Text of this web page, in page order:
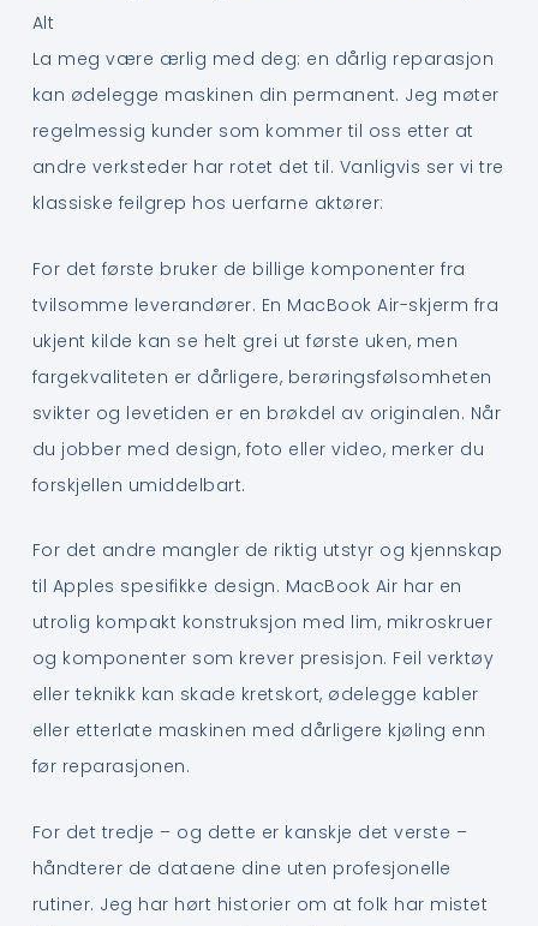
Alt
La meg være ærlig med deg: en dårlig reparasjon
kan ødelegge maskinen din permanent. Jeg møter
regelmessig kunder som kommer til oss etter at
andre verksteder har rotet det til. Vanligvis ser vi tre
klassiske feilgrep hos uerfarne aktører:
For det første bruker de billige komponenter fra
tvilsomme leverandører. En MacBook Air-skjerm fra
ukjent kilde kan se helt grei ut første uken, men
fargekvaliteten er dårligere, berøringsfølsomheten
svikter og levetiden er en brøkdel av originalen. Når
du jobber med design, foto eller video, merker du
forskjellen umiddelbart.
For det andre mangler de riktig utstyr og kjennskap
til Apples spesifikke design. MacBook Air har en
utrolig kompakt konstruksjon med lim, mikroskruer
og komponenter som krever presisjon. Feil verktøy
eller teknikk kan skade kretskort, ødelegge kabler
eller etterlate maskinen med dårligere kjøling enn
før reparasjonen.
For det tredje – og dette er kanskje det verste –
håndterer de dataene dine uten profesjonelle
rutiner. Jeg har hørt historier om at folk har mistet